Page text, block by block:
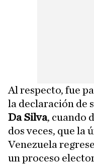
Al respecto, fue
la declaración de
Da Silva, cuando
dos veces, que la
Venezuela
un proceso